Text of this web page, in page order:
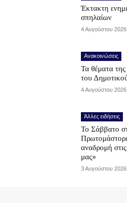
Έκτακτη
σπηλαίων
4 Αυγούστου 2026
Ανακοινώσεις
Τα θέματα
του
4 Αυγούστου 2026
Άλλες ειδήσεις
Το Σάββατο
αναδρομή
μας»
3 Αυγούστου 2026